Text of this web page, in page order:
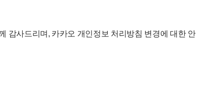
감사드리며, 카카오 개인정보 처리방침 변경에 대한 안